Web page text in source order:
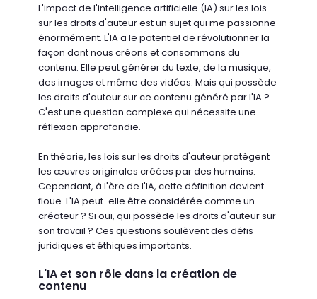
L'impact de l'intelligence artificielle (IA) sur les lois
sur les droits d'auteur est un sujet qui me passionne
énormément. L'IA a le potentiel de révolutionner la
façon dont nous créons et consommons du
contenu. Elle peut générer du texte, de la musique,
des images et même des vidéos. Mais qui possède
les droits d'auteur sur ce contenu généré par l'IA ?
C'est une question complexe qui nécessite une
réflexion approfondie.
En théorie, les lois sur les droits d'auteur protègent
les œuvres originales créées par des humains.
Cependant, à l'ère de l'IA, cette définition devient
floue. L'IA peut-elle être considérée comme un
créateur ? Si oui, qui possède les droits d'auteur sur
son travail ? Ces questions soulèvent des défis
juridiques et éthiques importants.
L'IA et son rôle dans la création de
contenu